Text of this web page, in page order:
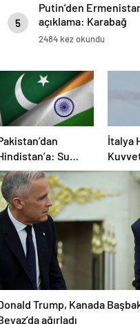
5
Putin’den
açıklama: Karabağ
Azerbaycan’ın
2484 kez okundu
Su
kırmızı
İtalya
uçak
Trump, Kanada
ağırladı